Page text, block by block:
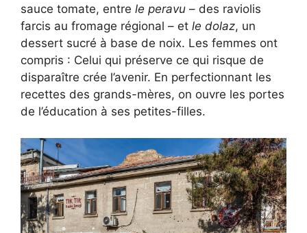
sauce tomate, entre le peravu – des raviolis
farcis au fromage régional – et le dolaz, un
dessert sucré à base de noix. Les femmes ont
compris : Celui qui préserve ce qui risque de
disparaître crée l’avenir. En perfectionnant les
recettes des grands-mères, on ouvre les portes
de l’éducation à ses petites-filles.